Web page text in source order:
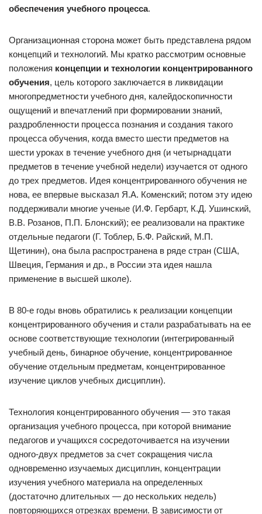
обеспечения учебного процесса.
Организационная сторона может быть представлена рядом
концепций и технологий. Мы кратко рассмотрим основные
положения концепции и технологии концентрированного
обучения, цель которого заключается в ликвидации
многопредметности учебного дня, калейдоскопичности
ощущений и впечатлений при формировании знаний,
раздробленности процесса познания и создания такого
процесса обучения, когда вместо шести предметов на
шести уроках в течение учебного дня (и четырнадцати
предметов в течение учебной недели) изучается от одного
до трех предметов. Идея концентрированного обучения не
нова, ее впервые высказал Я.А. Коменский; потом эту идею
поддерживали многие ученые (И.Ф. Гербарт, К.Д. Ушинский,
В.В. Розанов, П.П. Блонский); ее реализовали на практике
отдельные педагоги (Г. Тоблер, Б.Ф. Райский, М.П.
Щетинин), она была распространена в ряде стран (США,
Швеция, Германия и др., в России эта идея нашла
применение в высшей школе).
В 80-е годы вновь обратились к реализации концепции
концентрированного обучения и стали разрабатывать на ее
основе соответствующие технологии (интегрированный
учебный день, бинарное обучение, концентрированное
обучение отдельным предметам, концентрированное
изучение циклов учебных дисциплин).
Технология концентрированного обучения — это такая
организация учебного процесса, при которой внимание
педагогов и учащихся сосредоточивается на изучении
одного-двух предметов за счет сокращения числа
одновременно изучаемых дисциплин, концентрации
изучения учебного материала на определенных
(достаточно длительных — до нескольких недель)
повторяющихся отрезках времени. В зависимости от